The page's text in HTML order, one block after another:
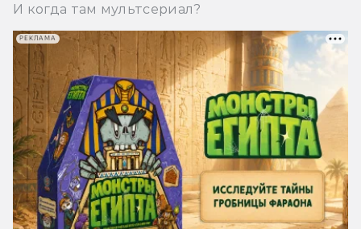
И когда там мультсериал?
РЕКЛАМА